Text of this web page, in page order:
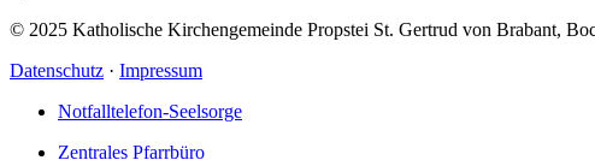
© 2025 Katholische Kirchengemeinde Propstei St. Gertrud von Brabant,
Datenschutz · Impressum
Notfalltelefon-Seelsorge
Zentrales Pfarrbüro